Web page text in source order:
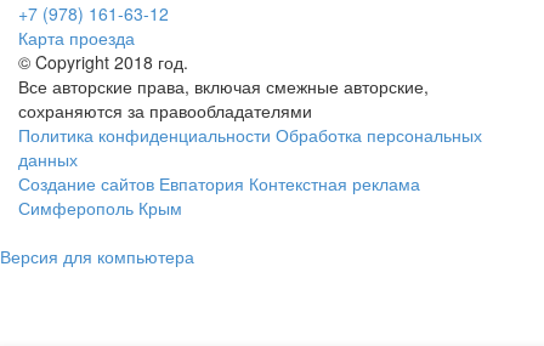
+7 (978) 161-63-12
Карта проезда
© Copyright 2018 год.
Все авторские права, включая смежные авторские,
сохраняются за правообладателями
Политика конфиденциальности Обработка персональных
данных
Создание сайтов Евпатория Контекстная реклама
Симферополь Крым
Версия для компьютера